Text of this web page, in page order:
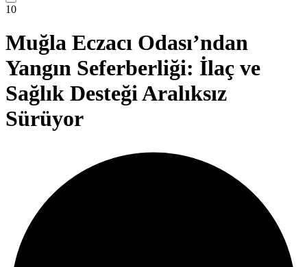
10
Muğla Eczacı Odası’ndan
Yangın Seferberliği: İlaç ve
Sağlık Desteği Aralıksız
Sürüyor